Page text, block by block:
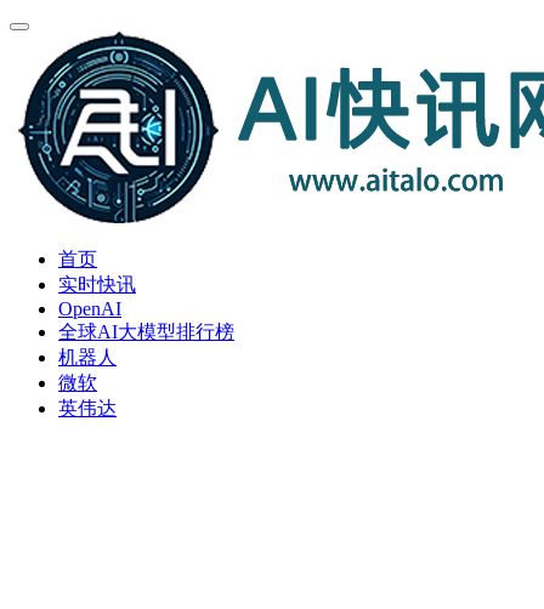
首页
实时快讯
OpenAI
全球AI大模型排行榜
机器人
微软
英伟达